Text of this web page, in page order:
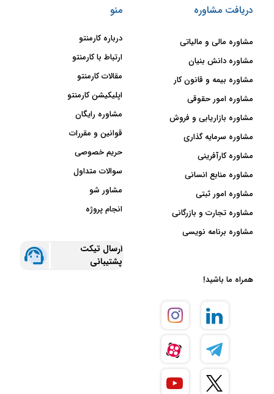
دریافت مشاوره
مشاوره مالی و مالیاتی
مشاوره دانش بنیان
مشاوره بیمه و قانون کار
مشاوره امور حقوقی
مشاوره بازاریابی و فروش
مشاوره سرمایه گذاری
مشاوره کارآفرینی
مشاوره منابع انسانی
مشاوره امور ثبتی
مشاوره تجارت و بازرگانی
مشاوره برنامه نویسی
منو
درباره کارمنتو
ارتباط با کارمنتو
مقالات کارمنتو
اپلیکیشن کارمنتو
مشاوره رایگان
قوانین و مقررات
حریم خصوصی
سوالات متداول
مشاور شو
انجام پروژه
ارسال تیکت
پشتیبانی
همراه ما باشید!